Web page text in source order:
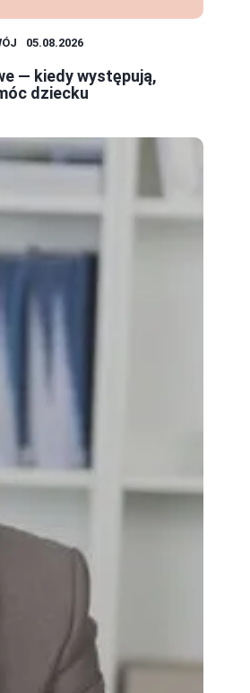
05.08.2026
— kiedy występują,
dziecku